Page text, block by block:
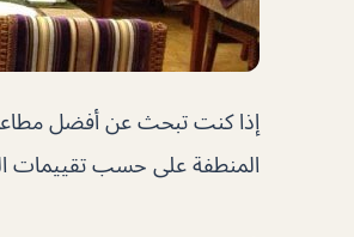
إذا كنت تبحث عن أفضل مطاعم
المنطفة على حسب تقييمات